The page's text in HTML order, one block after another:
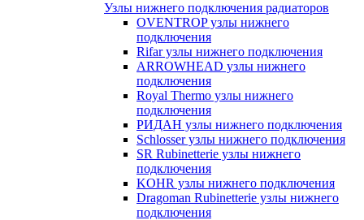
Узлы нижнего подключения радиаторов
OVENTROP узлы нижнего
подключения
Rifar узлы нижнего подключения
ARROWHEAD узлы нижнего
подключения
Royal Thermo узлы нижнего
подключения
РИДАН узлы нижнего подключения
Schlosser узлы нижнего подключения
SR Rubinetterie узлы нижнего
подключения
KOHR узлы нижнего подключения
Dragoman Rubinetterie узлы нижнего
подключения